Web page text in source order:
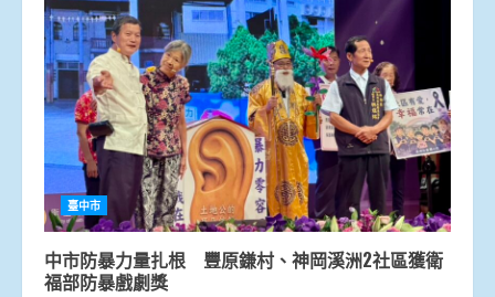
臺中市
中市防暴力量扎根 豐原鎌村、神岡溪洲2社區獲衛
福部防暴戲劇獎